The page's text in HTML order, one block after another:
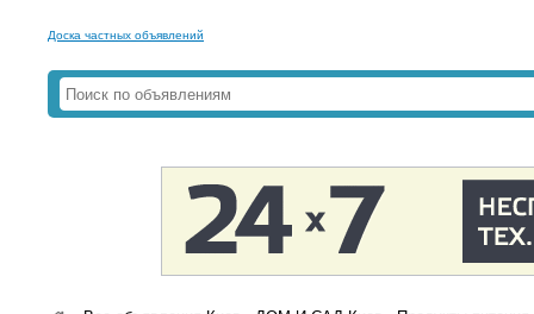
Доска частных объявлений